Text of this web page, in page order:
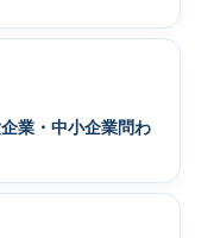
業・中小企業問わ